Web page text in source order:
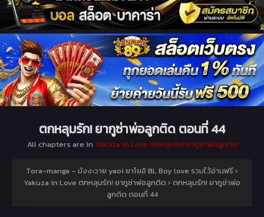
ตกหลุมรัก! ยากูซ่าพ่อลูกติด ตอนที่ 44
All chapters are in Yakuza in Love ตกหลุมรัก! ยากูซ่าพ่อลูกติด
Tora-manga – มังงะวาย yaoi ยาโยอิ BL Boy love รวมไว้อ่านฟรี ›
Yakuza in Love ตกหลุมรัก! ยากูซ่าพ่อลูกติด › ตกหลุมรัก! ยากูซ่าพ่อ
ลูกติด ตอนที่ 44